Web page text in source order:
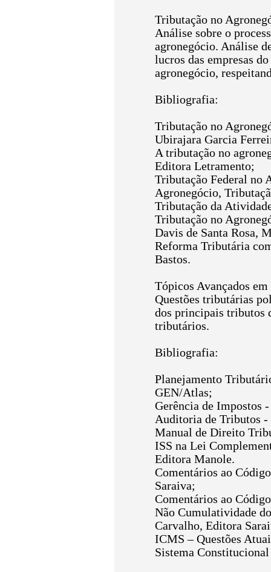
Tributação no
Análise sobre o
agronegócio. Análise
lucros das empresas
agronegócio,
Bibliografia:
Tributação no
Ubirajara Garcia
A tributação no
Editora Letramento;
Tributação Federal no
Agronegócio,
Tributação da
Tributação no
Davis de Santa Rosa,
Reforma Tributária
Bastos.
Tópicos Avançados
Questões tributárias
dos principais tributos
tributários.
Bibliografia:
Planejamento
GEN/Atlas;
Gerência de Impostos
Auditoria de Tributos -
Manual de Direito
ISS na Lei
Editora Manole.
Comentários ao
Saraiva;
Comentários ao
Não Cumulatividade
Carvalho, Editora
ICMS – Questões
Sistema